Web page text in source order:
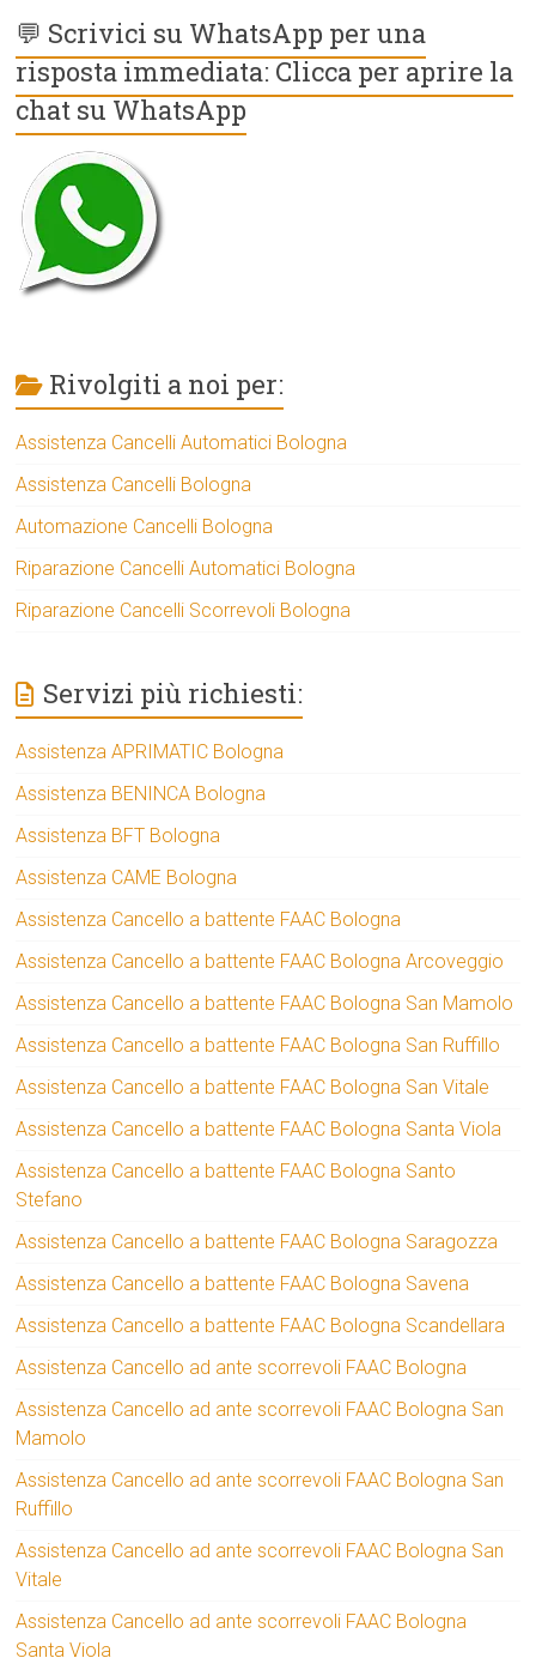
💬 Scrivici su WhatsApp per una
risposta immediata: Clicca per aprire la
chat su WhatsApp
Rivolgiti a noi per:
Assistenza Cancelli Automatici Bologna
Assistenza Cancelli Bologna
Automazione Cancelli Bologna
Riparazione Cancelli Automatici Bologna
Riparazione Cancelli Scorrevoli Bologna
Servizi più richiesti:
Assistenza APRIMATIC Bologna
Assistenza BENINCA Bologna
Assistenza BFT Bologna
Assistenza CAME Bologna
Assistenza Cancello a battente FAAC Bologna
Assistenza Cancello a battente FAAC Bologna Arcoveggio
Assistenza Cancello a battente FAAC Bologna San Mamolo
Assistenza Cancello a battente FAAC Bologna San Ruffillo
Assistenza Cancello a battente FAAC Bologna San Vitale
Assistenza Cancello a battente FAAC Bologna Santa Viola
Assistenza Cancello a battente FAAC Bologna Santo
Stefano
Assistenza Cancello a battente FAAC Bologna Saragozza
Assistenza Cancello a battente FAAC Bologna Savena
Assistenza Cancello a battente FAAC Bologna Scandellara
Assistenza Cancello ad ante scorrevoli FAAC Bologna
Assistenza Cancello ad ante scorrevoli FAAC Bologna San
Mamolo
Assistenza Cancello ad ante scorrevoli FAAC Bologna San
Ruffillo
Assistenza Cancello ad ante scorrevoli FAAC Bologna San
Vitale
Assistenza Cancello ad ante scorrevoli FAAC Bologna
Santa Viola